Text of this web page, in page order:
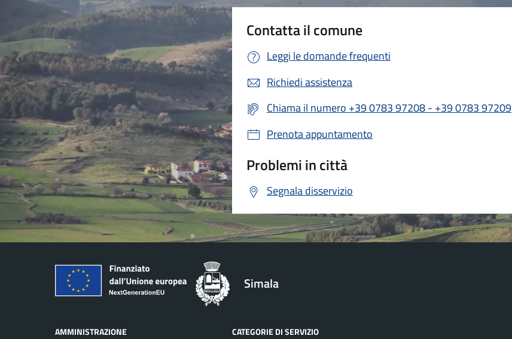
Contatta il comune
Leggi le domande frequenti
Richiedi assistenza
Chiama il numero +39 0783 97208 - +39 0783 97209
Prenota appuntamento
Problemi in città
Segnala disservizio
Simala
AMMINISTRAZIONE CATEGORIE DI SERVIZIO